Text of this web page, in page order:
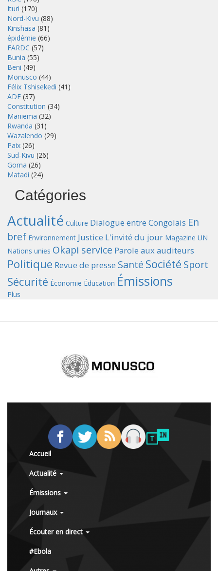
Ituri (170)
Nord-Kivu (88)
Kinshasa (81)
épidémie (66)
FARDC (57)
Bunia (55)
Beni (49)
Monusco (44)
Félix Tshisekedi (41)
ADF (37)
Constitution (34)
Maniema (32)
Rwanda (31)
Wazalendo (29)
Paix (26)
Sud-Kivu (26)
Goma (26)
Matadi (24)
Catégories
Actualité Culture Dialogue entre Congolais En
bref Environnement Justice L'invité du jour Magazine UN
Nations unies Okapi service Parole aux auditeurs
Politique Revue de presse Santé Société Sport
Sécurité Économie Éducation Émissions
Plus
Accueil
Actualité
Émissions
Journaux
Écouter en direct
#Ebola